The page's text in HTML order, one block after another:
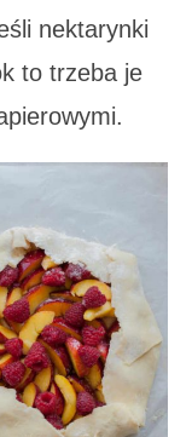
nektarynki
to trzeba je